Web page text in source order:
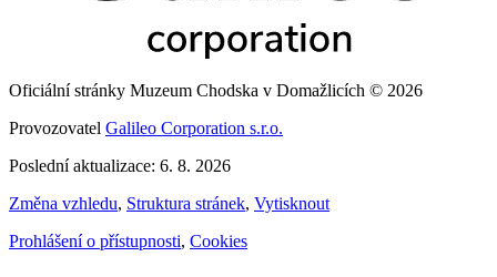
Oficiální stránky Muzeum Chodska v Domažlicích © 2026
Provozovatel Galileo Corporation s.r.o.
Poslední aktualizace: 6. 8. 2026
Změna vzhledu, Struktura stránek, Vytisknout
Prohlášení o přístupnosti, Cookies